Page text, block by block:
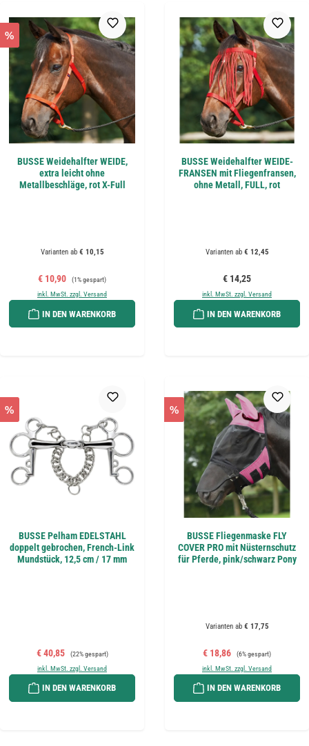
%
BUSSE Weidehalfter WEIDE,
extra leicht ohne
Metallbeschläge, rot X-Full
Varianten ab€ 10,15
Verkaufspreis:
€ 10,90 Regulärer Preis:
(1% gespart)
inkl. MwSt. zzgl. Versand
IN DEN WARENKORB
BUSSE Weidehalfter WEIDE-
FRANSEN mit Fliegenfransen,
ohne Metall, FULL, rot
Varianten ab€ 12,45
Regulärer Preis:
€ 14,25
inkl. MwSt. zzgl. Versand
IN DEN WARENKORB
%
BUSSE Pelham EDELSTAHL
doppelt gebrochen, French-Link
Mundstück, 12,5 cm / 17 mm
Verkaufspreis:
€ 40,85 Regulärer Preis:
(22% gespart)
inkl. MwSt. zzgl. Versand
IN DEN WARENKORB
%
BUSSE Fliegenmaske FLY
COVER PRO mit Nüsternschutz
für Pferde, pink/schwarz Pony
Varianten ab€ 17,75
Verkaufspreis:
€ 18,86 Regulärer Preis:
(6% gespart)
inkl. MwSt. zzgl. Versand
IN DEN WARENKORB